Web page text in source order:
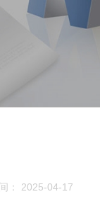
： 2025-04-17